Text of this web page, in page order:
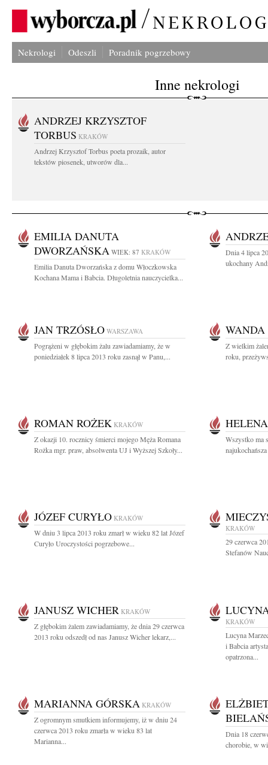
Nekrologi Odeszli Poradnik pogrzebowy
Inne nekrologi
ANDRZEJ KRZYSZTOF
TORBUS KRAKÓW
Andrzej Krzysztof Torbus poeta prozaik, autor
tekstów piosenek, utworów dla...
EMILIA DANUTA
DWORZAŃSKA WIEK: 87 KRAKÓW
Emilia Danuta Dworzańska z domu Włoczkowska
Kochana Mama i Babcia. Długoletnia nauczycielka...
Dnia 4 lipca
ukochany
JAN TRZÓSŁO WARSZAWA
Pogrążeni w głębokim żalu zawiadamiamy, że w
poniedziałek 8 lipca 2013 roku zasnął w Panu,...
WANDA
Z wielkim
roku,
ROMAN ROŻEK KRAKÓW
Z okazji 10. rocznicy śmierci mojego Męża Romana
Rożka mgr. praw, absolwenta UJ i Wyższej Szkoły...
Wszystko ma
JÓZEF CURYŁO KRAKÓW
W dniu 3 lipca 2013 roku zmarł w wieku 82 lat Józef
Curyło Uroczystości pogrzebowe...
KRAKÓW
29 czerwca
Stefanów
JANUSZ WICHER KRAKÓW
Z głębokim żalem zawiadamiamy, że dnia 29 czerwca
2013 roku odszedł od nas Janusz Wicher lekarz,...
KRAKÓW
Lucyna
i Babcia
opatrzona...
MARIANNA GÓRSKA KRAKÓW
Z ogromnym smutkiem informujemy, iż w dniu 24
czerwca 2013 roku zmarła w wieku 83 lat
Marianna...
Dnia 18
chorobie, w